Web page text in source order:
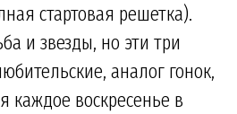
стартовая решетка).
и звезды, но эти три
аналог гонок,
каждое воскресенье в